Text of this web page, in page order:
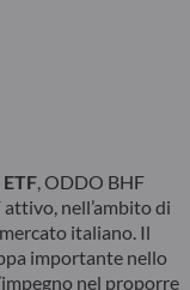
, ODDO BHF
nell’ambito di
italiano. Il
importante nello
nel proporre